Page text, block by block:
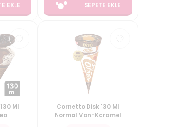
EKLE SEPETE EKLE
Ml
Cornetto Disk 130 Ml
Normal Van-Karamel